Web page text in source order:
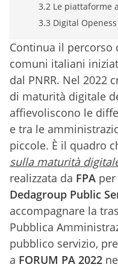
3.2 Le piattaforme
3.3 Digital Openess
Continua il percorso
comuni italiani
dal PNRR. Nel 2022
di maturità digitale
affievoliscono le
e tra le
piccole. È il quadro
sulla maturità
realizzata da FPA per
Dedagroup Public
accompagnare la
Pubblica
pubblico servizio,
a FORUM PA 2022